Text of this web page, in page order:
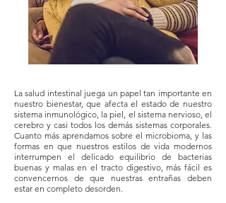
La salud intestinal juega un papel tan importante en
nuestro bienestar, que afecta el estado de nuestro
sistema inmunológico, la piel, el sistema nervioso, el
cerebro y casi todos los demás sistemas corporales.
Cuanto más aprendamos sobre el microbioma, y las
formas en que nuestros estilos de vida modernos
interrumpen el delicado equilibrio de bacterias
buenas y malas en el tracto digestivo, más fácil es
convencernos de que nuestras entrañas deben
estar en completo desorden.